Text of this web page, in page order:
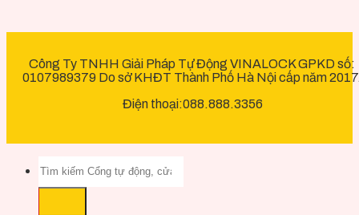
Công Ty TNHH Giải Pháp Tự Động VINALOCK GPKD số:
0107989379 Do sở KHĐT Thành Phố Hà Nội cấp năm
Điện thoại:088.888.3356